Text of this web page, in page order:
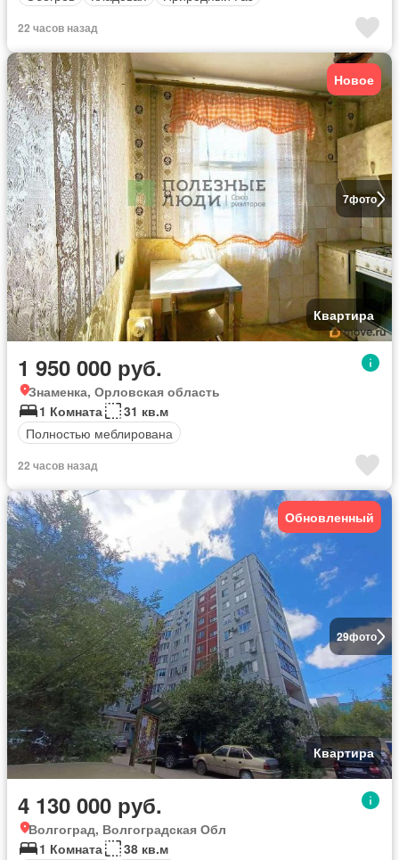
22 часов назад
7фото
Новое
Квартира
1 950 000 руб.
Знаменка, Орловская область
1 Комната
31 кв.м
Полностью меблирована
22 часов назад
29фото
Обновленный
Квартира
4 130 000 руб.
Волгоград, Волгоградская Обл
1 Комната
38 кв.м